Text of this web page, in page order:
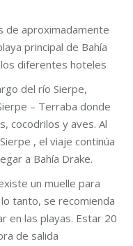
de aproximadamente
principal de Bahía
diferentes hoteles
del río Sierpe,
– Terraba donde
cocodrilos y aves. Al
, el viaje continúa
a Bahía Drake.
un muelle para
tanto, se recomienda
en las playas. Estar 20
de salida